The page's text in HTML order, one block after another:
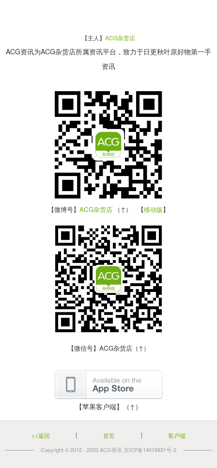
【主人】 ACG杂货店
ACG资讯为ACG杂货店所属资讯平台，致力于日更秋叶原好物第一手
资讯
【微博号】 ACG杂货店 （↑） 【移动版】
【微信号】ACG杂货店（↑）
【苹果客户端】（↑）
<<返回 首页 客户端
Copyright © 2012 - 2020ACG资讯 京ICP备14016931号-2